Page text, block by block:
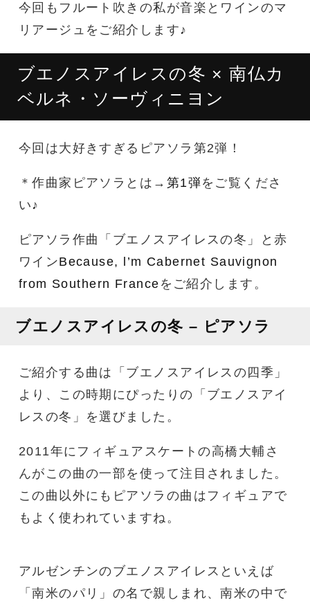
今回もフルート吹きの私が音楽とワインのマ
リアージュをご紹介します♪
ブエノスアイレスの冬 × 南仏カ
ベルネ・ソーヴィニヨン
今回は大好きすぎるピアソラ第2弾！
＊作曲家ピアソラとは → 第1弾をご覧くださ
い♪
ピアソラ作曲「ブエノスアイレスの冬」と赤
ワインBecause, l’m Cabernet Sauvignon
from Southern France をご紹介します。
ブエノスアイレスの冬 – ピアソラ
ご紹介する曲は「ブエノスアイレスの四季」
より、この時期にぴったりの「ブエノスアイ
レスの冬」を選びました。
2011年にフィギュアスケートの高橋大輔さ
んがこの曲の一部を使って注目されました。
この曲以外にもピアソラの曲はフィギュアで
もよく使われていますね。
アルゼンチンのブエノスアイレスといえば
「南米のパリ」の名で親しまれ、南米の中で